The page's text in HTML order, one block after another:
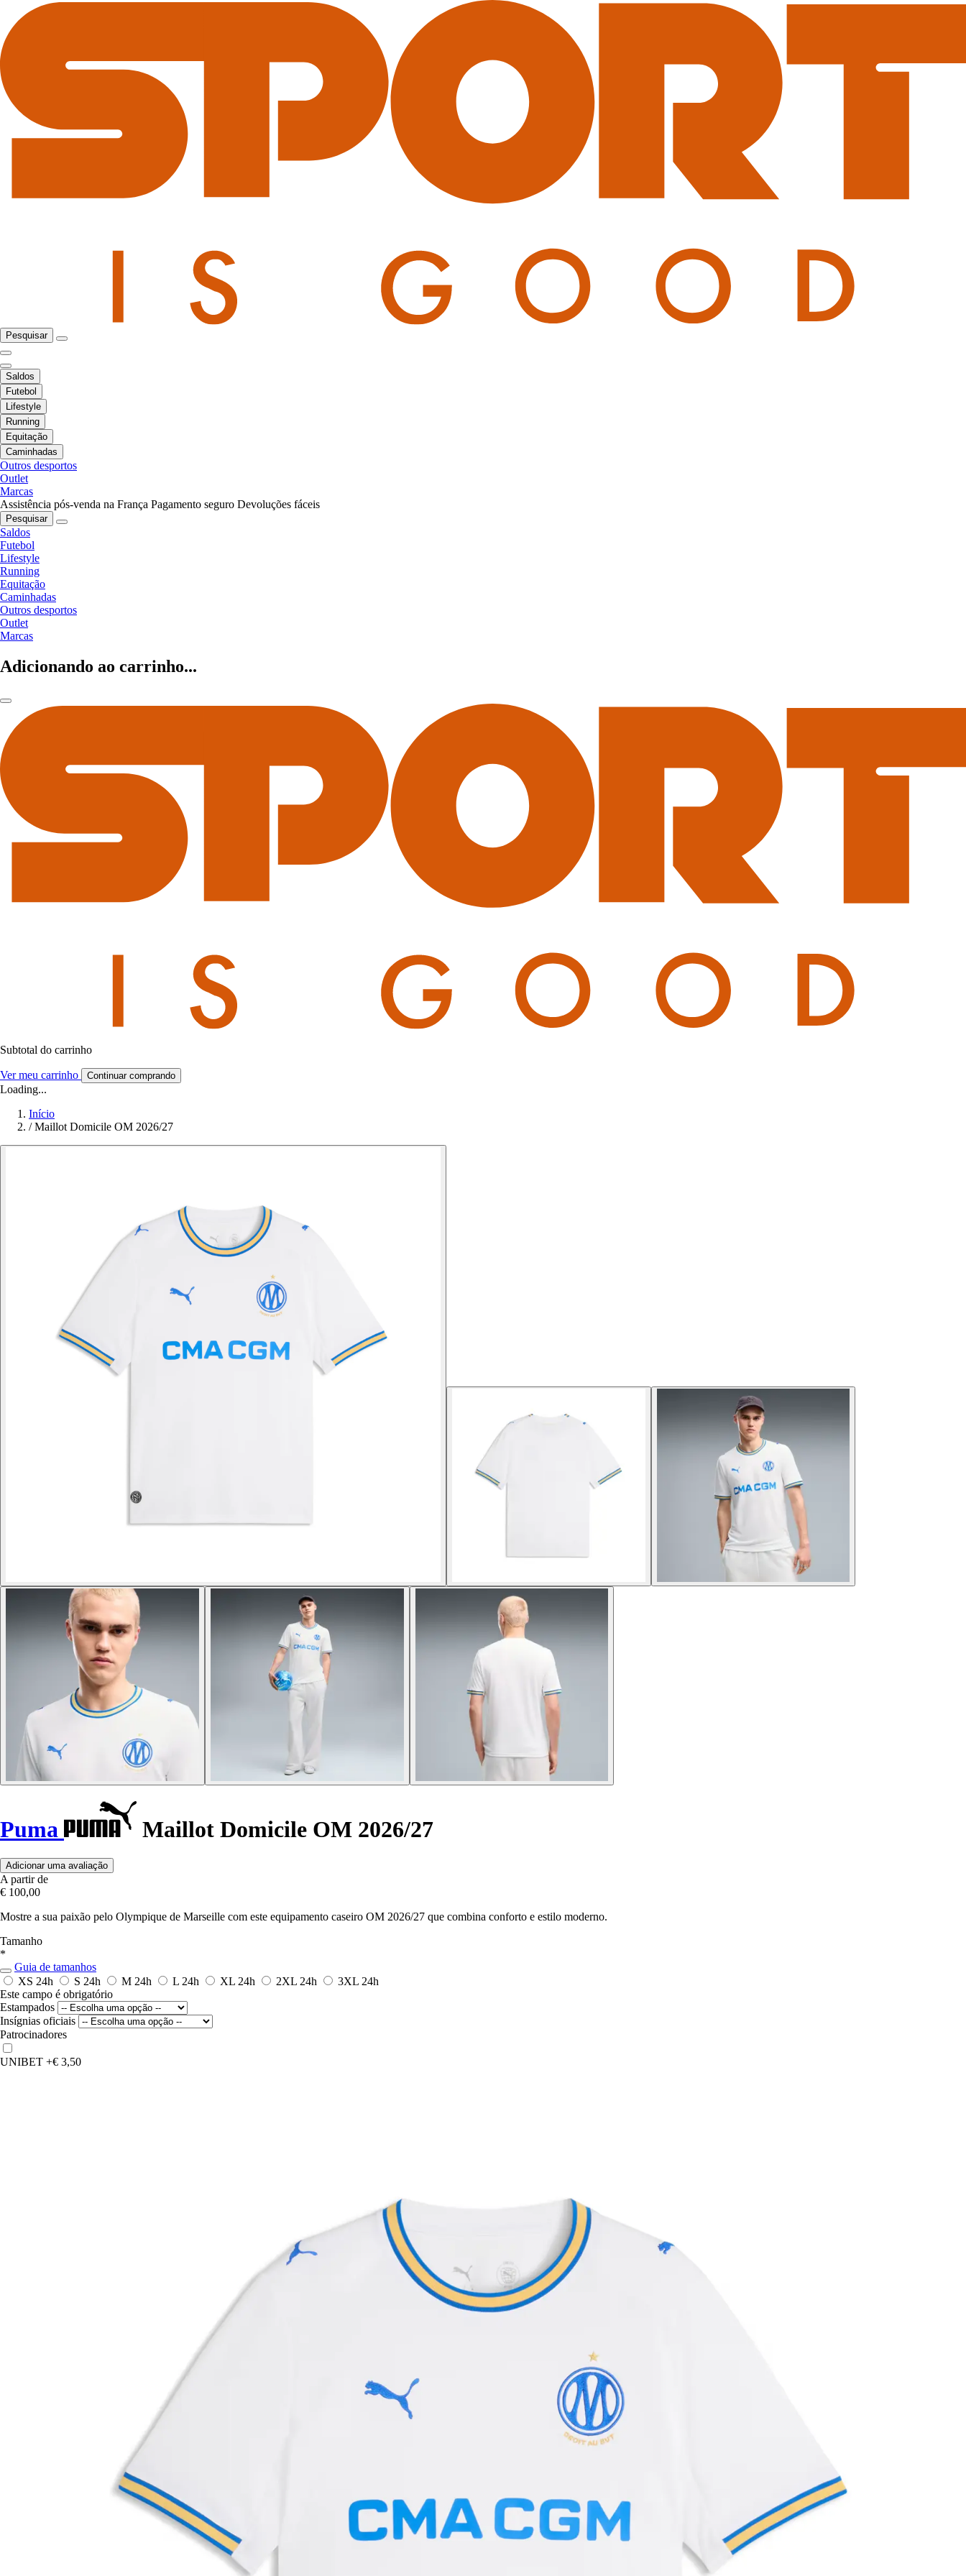
Pesquisar
Saldos
Futebol
Lifestyle
Running
Equitação
Caminhadas
Outros desportos
Outlet
Marcas
Assistência pós-venda na França Pagamento seguro Devoluções fáceis
Pesquisar
Saldos
Futebol
Lifestyle
Running
Equitação
Caminhadas
Outros desportos
Outlet
Marcas
Adicionando ao carrinho...
Subtotal do carrinho
Ver meu carrinho Continuar comprando
Loading...
Início
/ Maillot Domicile OM 2026/27
Puma Maillot Domicile OM 2026/27
Adicionar uma avaliação
A partir de
€ 100,00
Mostre a sua paixão pelo Olympique de Marseille com este equipamento caseiro OM 2026/27 que combina conforto e estilo moderno.
Tamanho
*
Guia de tamanhos
XS 24h S 24h M 24h L 24h XL 24h 2XL 24h 3XL 24h
Este campo é obrigatório
Estampados
Insígnias oficiais
Patrocinadores
UNIBET +€ 3,50